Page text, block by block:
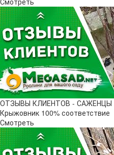
ОТЗЫВЫ КЛИЕНТОВ - САЖЕНЦЫ
Крыжовник 100% соответствие
Смотреть